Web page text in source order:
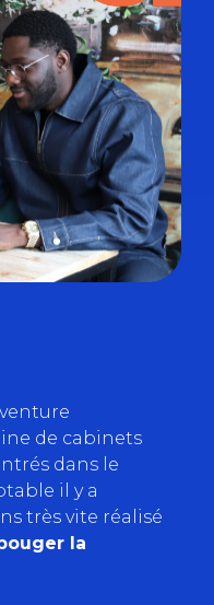
de cabinets
dans le
il y a
très vite réalisé
la